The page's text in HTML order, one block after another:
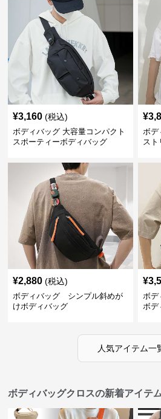
¥3,160 (税込)
ボディバッグ 大容量コンパクト
スポーティーボディバッグ
¥
ボ
スト
¥2,880 (税込)
ボディバッグ シンプル斜めが
けボディバッグ
¥
ボデ
ボデ
人気アイテム一
ボディバッグクロスの新着アイテ